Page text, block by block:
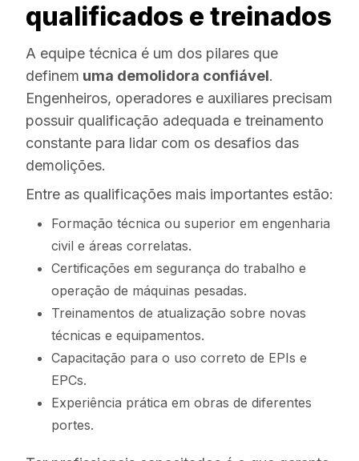
qualificados e treinados
A equipe técnica é um dos pilares que
definem uma demolidora confiável.
Engenheiros, operadores e auxiliares precisam
possuir qualificação adequada e treinamento
constante para lidar com os desafios das
demolições.
Entre as qualificações mais importantes estão:
Formação técnica ou superior em engenharia
civil e áreas correlatas.
Certificações em segurança do trabalho e
operação de máquinas pesadas.
Treinamentos de atualização sobre novas
técnicas e equipamentos.
Capacitação para o uso correto de EPIs e
EPCs.
Experiência prática em obras de diferentes
portes.